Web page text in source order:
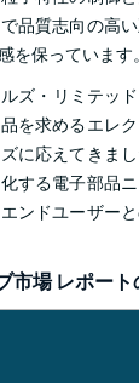
品質志向の高
を保っています。
ズ・リミテッ
を求めるエレ
に応えてきま
する電子部品
ンドユーザー
市場 レポート